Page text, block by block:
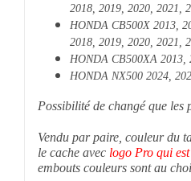
2018, 2019, 2020, 2021,
HONDA CB500X 2013,
2018, 2019, 2020, 2021,
HONDA CB500XA 2013,
HONDA NX500 2024,
Possibilité de changé que les
Vendu par paire, couleur du
le cache aveclogo Pro qui est
embouts couleurs sont au